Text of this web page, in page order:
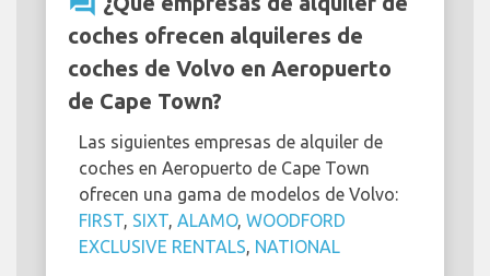
coches ofrecen alquileres de
coches de Volvo en Aeropuerto
de Cape Town?
Las siguientes empresas de alquiler de
coches en Aeropuerto de Cape Town
ofrecen una gama de modelos de Volvo:
FIRST SIXT ALAMO, WOODFORD
EXCLUSIVE RENTALS NATIONAL